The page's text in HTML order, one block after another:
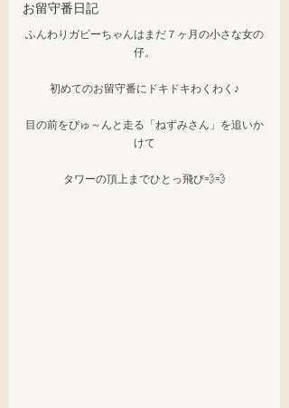
お留守番日記
ふんわりガビーちゃんはまだ７ヶ月の小さな女の
仔。
初めてのお留守番にドキドキわくわく♪
目の前をぴゅ～んと走る「ねずみさん」を追いか
けて
タワーの頂上までひとっ飛び💨💨